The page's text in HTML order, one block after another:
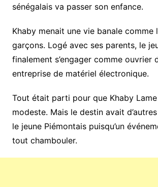
sénégalais va passer son enfance.
Khaby menait une vie banale comme
garçons. Logé avec ses parents, le
finalement s’engager comme ouvrier
entreprise de matériel électronique.
Tout était parti pour que Khaby
modeste. Mais le destin avait
le jeune Piémontais puisqu’un
tout chambouler.